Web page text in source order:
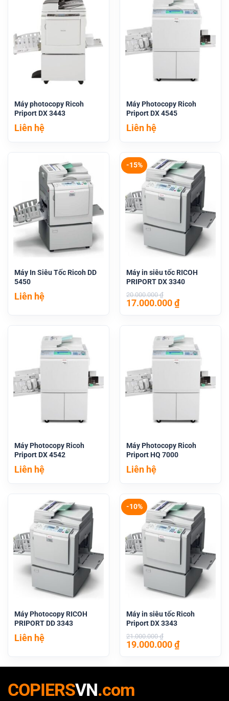
Máy photocopy Ricoh
Priport DX 3443
Liên hệ
Máy Photocopy Ricoh
Priport DX 4545
Liên hệ
Máy In Siêu Tốc Ricoh DD
5450
Liên hệ
-15%
Máy in siêu tốc RICOH
PRIPORT DX 3340
20.000.000₫
Giá
17.000.000₫Giá
hiện
17.000.000
Máy Photocopy Ricoh
Priport DX 4542
Liên hệ
Máy Photocopy Ricoh
Priport HQ 7000
Liên hệ
Máy Photocopy RICOH
PRIPORT DD 3343
Liên hệ
-10%
Máy in siêu tốc Ricoh
Priport DX 3343
21.000.000₫
Giá
19.000.000₫Giá
hiện
COPIERSVN.com